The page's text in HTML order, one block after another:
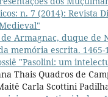
n. 7 (2014): Revista
de Armagnac, duque de
memória escrita. 1465-
"Pasolini: um
Thais Quadros de
Carla Scottini